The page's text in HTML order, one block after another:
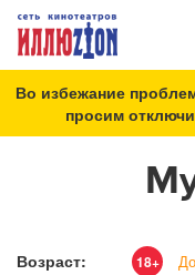
Во избежание
просим
Возраст: 18+